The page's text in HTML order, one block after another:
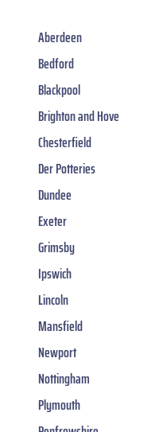
Aberdeen
Bedford
Blackpool
Brighton and Hove
Chesterfield
Der Potteries
Dundee
Exeter
Grimsby
Ipswich
Lincoln
Mansfield
Newport
Nottingham
Plymouth